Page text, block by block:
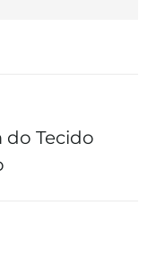
do Tecido